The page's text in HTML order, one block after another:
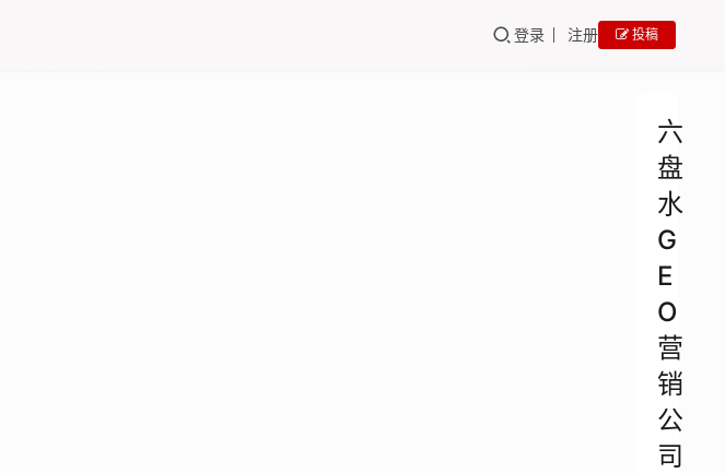
登录 注册 投稿
六
盘
水
G
E
O
营
销
公
司